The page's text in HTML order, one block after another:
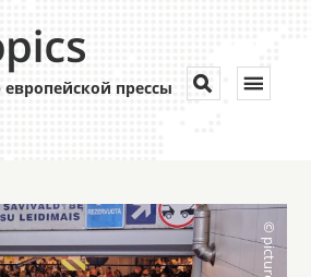
прессы Toggle

